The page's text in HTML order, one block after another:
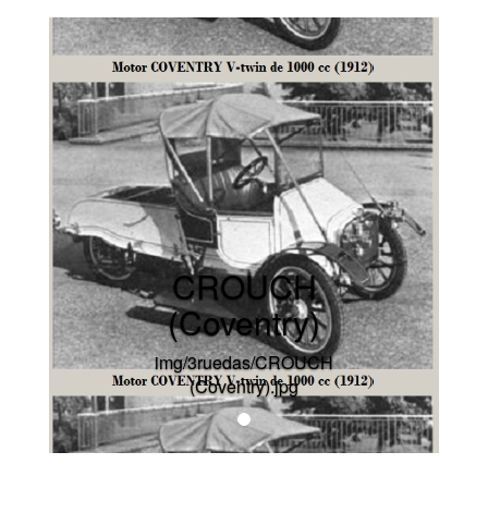
CROUCH
(Coventry)
img/3ruedas/CROUCH
(Coventry).jpg